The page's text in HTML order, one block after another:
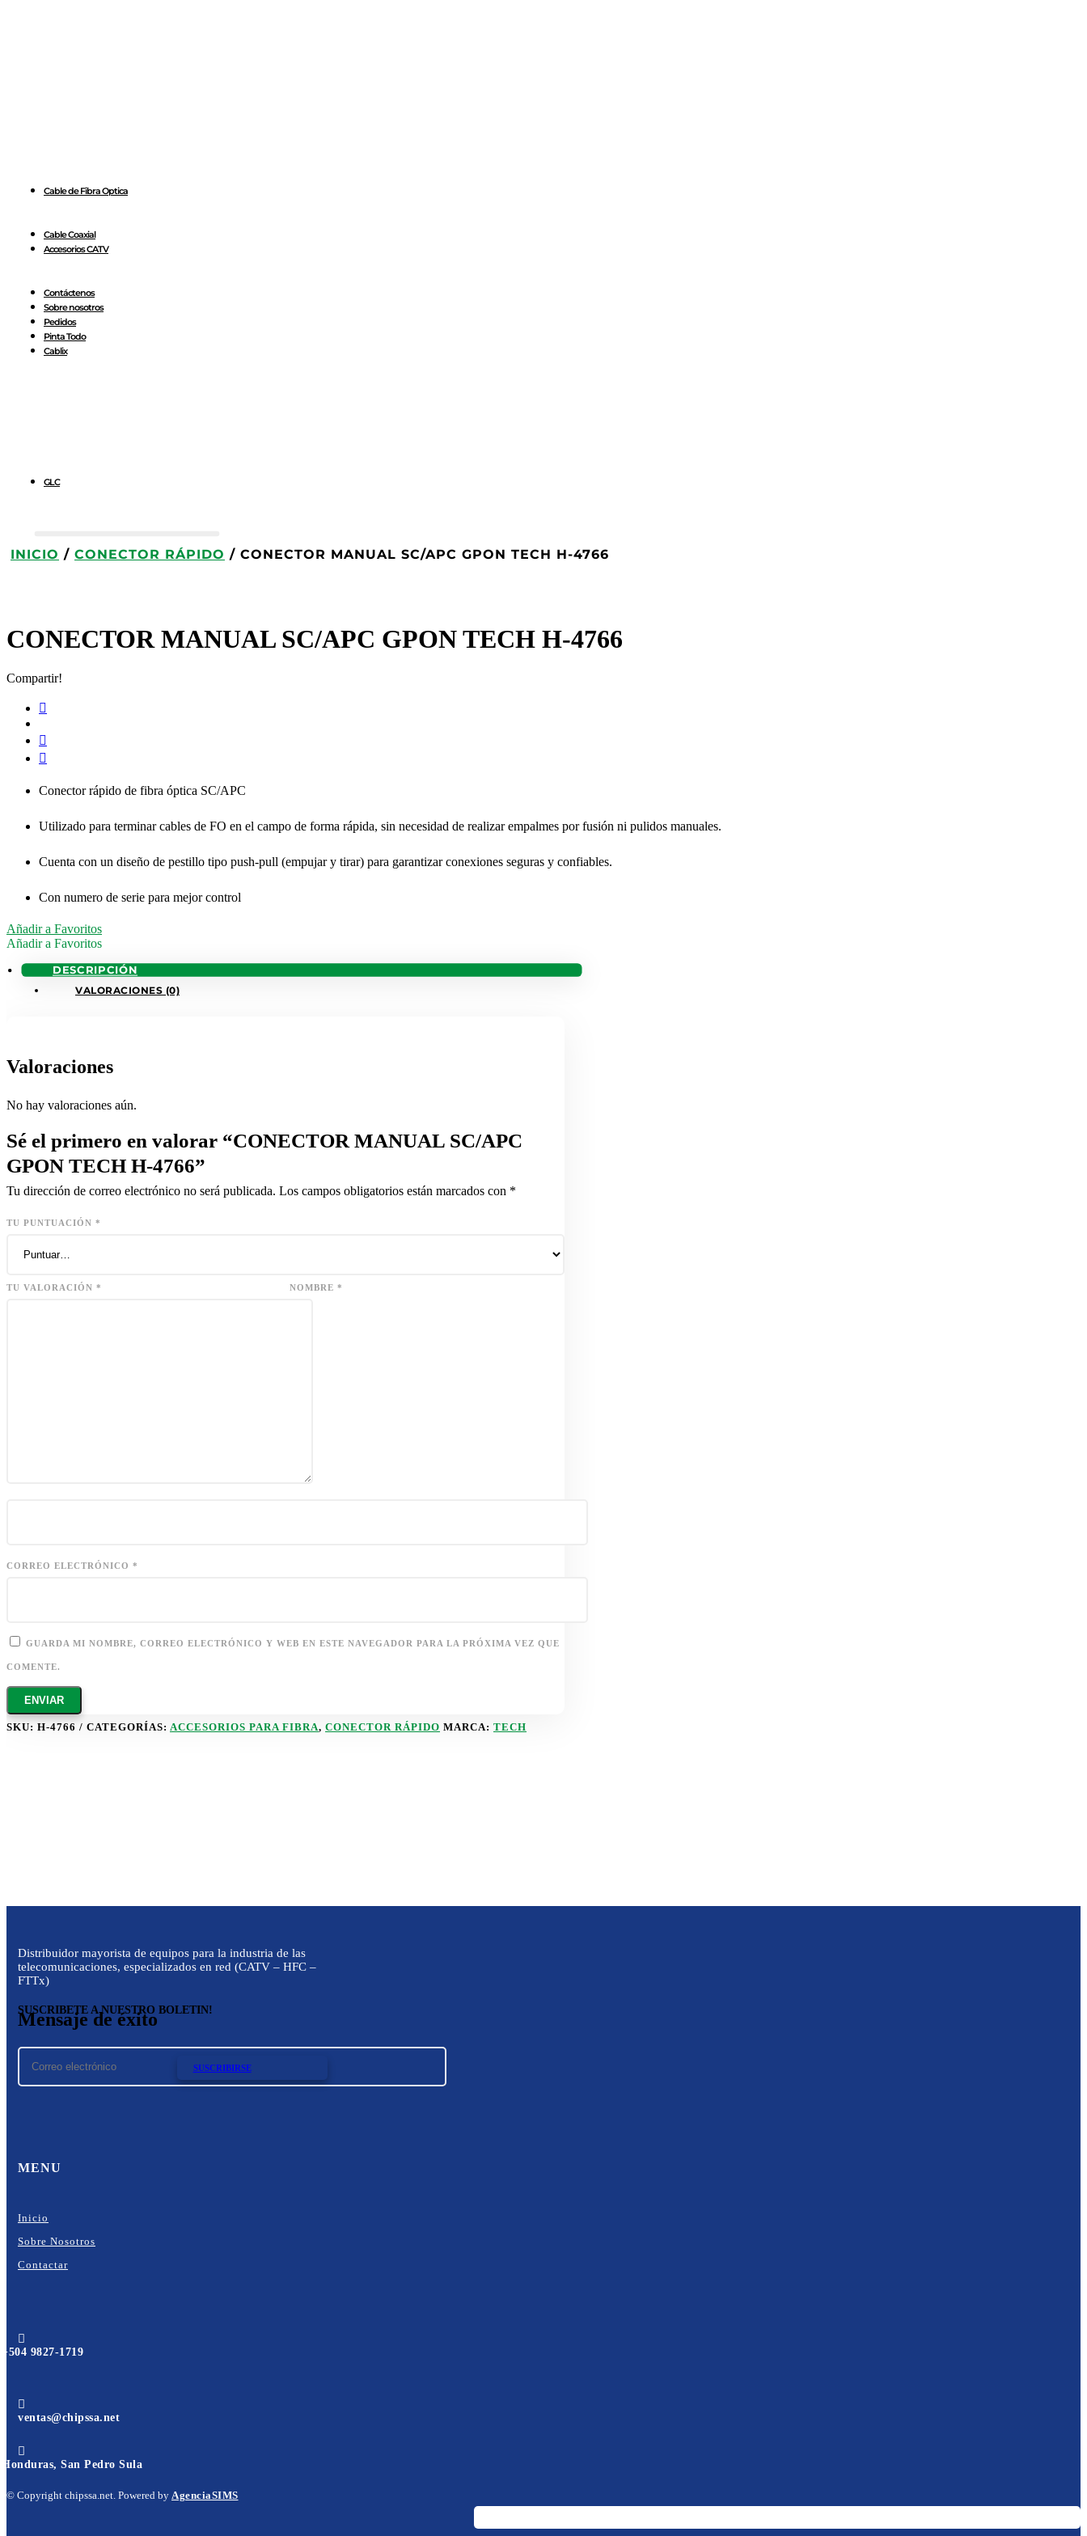
Cable de Fibra Optica
Cable Coaxial
Accesorios CATV
Contáctenos
Sobre nosotros
Pedidos
Pinta Todo
Cablix
GLC
INICIO / CONECTOR RÁPIDO / CONECTOR MANUAL SC/APC GPON TECH H-4766
CONECTOR MANUAL SC/APC GPON TECH H-4766
Compartir!
Conector rápido de fibra óptica SC/APC
Utilizado para terminar cables de FO en el campo de forma rápida, sin necesidad de realizar empalmes por fusión ni pulidos manuales.
Cuenta con un diseño de pestillo tipo push-pull (empujar y tirar) para garantizar conexiones seguras y confiables.
Con numero de serie para mejor control
Añadir a Favoritos
Añadir a Favoritos
DESCRIPCIÓN
VALORACIONES (0)
Valoraciones
No hay valoraciones aún.
Sé el primero en valorar “CONECTOR MANUAL SC/APC
GPON TECH H-4766”
Tu dirección de correo electrónico no será publicada. Los campos obligatorios están marcados con *
TU PUNTUACIÓN *
TU VALORACIÓN * NOMBRE *
CORREO ELECTRÓNICO *
GUARDA MI NOMBRE, CORREO ELECTRÓNICO Y WEB EN ESTE NAVEGADOR PARA LA PRÓXIMA VEZ QUE
COMENTE.
SKU: H-4766 CATEGORÍAS: ACCESORIOS PARA FIBRA, CONECTOR RÁPIDO MARCA: TECH
Distribuidor mayorista de equipos para la industria de las
telecomunicaciones, especializados en red (CATV – HFC –
FTTx)
SUSCRIBETE A NUESTRO BOLETIN!
Mensaje de éxito
SUSCRIBIRSE
MENU
Inicio
Sobre Nosotros
Contactar

+504 9827-1719

ventas@chipssa.net

Honduras, San Pedro Sula
© Copyright chipssa.net. Powered by AgenciaSIMS